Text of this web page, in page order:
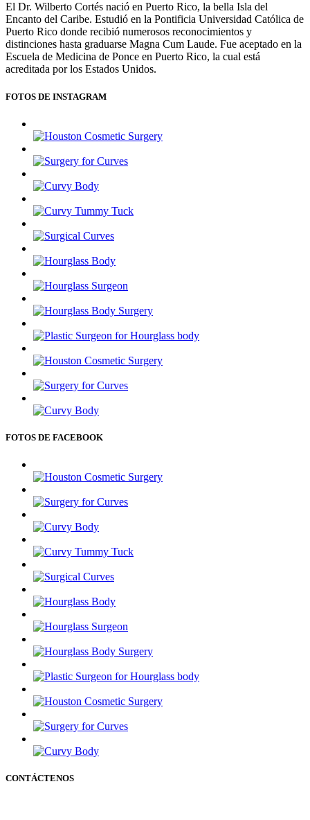
El Dr. Wilberto Cortés nació en Puerto Rico, la bella Isla del
Encanto del Caribe. Estudió en la Pontificia Universidad Católica de
Puerto Rico donde recibió numerosos reconocimientos y
distinciones hasta graduarse Magna Cum Laude. Fue aceptado en la
Escuela de Medicina de Ponce en Puerto Rico, la cual está
acreditada por los Estados Unidos.
FOTOS DE INSTAGRAM
FOTOS DE FACEBOOK
CONTÁCTENOS